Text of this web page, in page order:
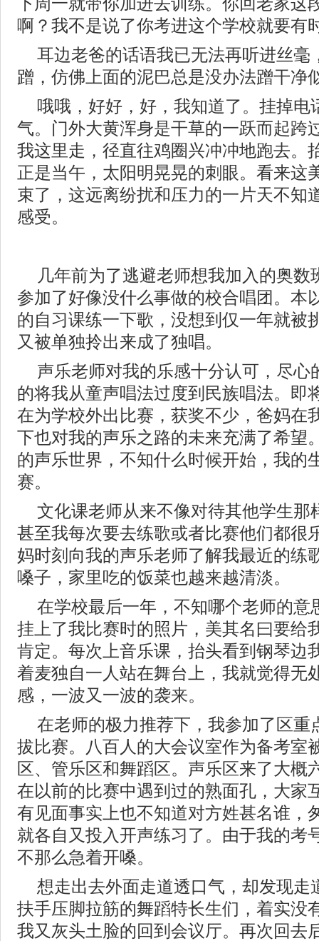
啊？我不是说了你考进这个学校就要有
耳边老爸的话语我已无法再听进丝毫
蹭，仿佛上面的泥巴总是没办法蹭干净
哦哦，好好，好，我知道了。挂掉电
气。门外大黄浑身是干草的一跃而起跨
我这里走，径直往鸡圈兴冲冲地跑去。
正是当午，太阳明晃晃的刺眼。看来这
束了，这远离纷扰和压力的一片天不知
感受。
几年前为了逃避老师想我加入的奥数
参加了好像没什么事做的校合唱团。本
的自习课练一下歌，没想到仅一年就被
又被单独拎出来成了独唱。
声乐老师对我的乐感十分认可，尽心
的将我从童声唱法过度到民族唱法。即
在为学校外出比赛，获奖不少，爸妈在
下也对我的声乐之路的未来充满了希望
的声乐世界，不知什么时候开始，我的
赛。
文化课老师从来不像对待其他学生那
甚至我每次要去练歌或者比赛他们都很
妈时刻向我的声乐老师了解我最近的练
嗓子，家里吃的饭菜也越来越清淡。
在学校最后一年，不知哪个老师的意
挂上了我比赛时的照片，美其名曰要给
肯定。每次上音乐课，抬头看到钢琴边
着麦独自一人站在舞台上，我就觉得无
感，一波又一波的袭来。
在老师的极力推荐下，我参加了区重
拔比赛。八百人的大会议室作为备考室
区、管乐区和舞蹈区。声乐区来了大概
在以前的比赛中遇到过的熟面孔，大家
有见面事实上也不知道对方姓甚名谁，
就各自又投入开声练习了。由于我的考
不那么急着开嗓。
想走出去外面走道透口气，却发现走
扶手压脚拉筋的舞蹈特长生们，着实没
我又灰头土脸的回到会议厅。再次回去